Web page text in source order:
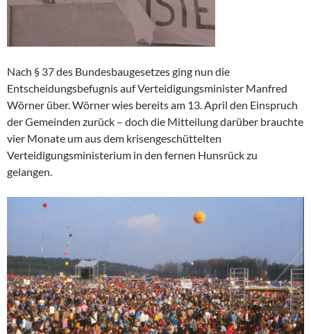
Nach § 37 des Bundesbaugesetzes ging nun die
Entscheidungsbefugnis auf Verteidigungsminister Manfred
Wörner über. Wörner wies bereits am 13. April den Einspruch
der Gemeinden zurück – doch die Mitteilung darüber brauchte
vier Monate um aus dem krisengeschüttelten
Verteidigungsministerium in den fernen Hunsrück zu
gelangen.